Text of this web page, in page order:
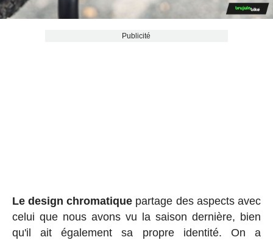
Publicité
Le design chromatique partage des aspects avec
celui que nous avons vu la saison dernière, bien
qu'il ait également sa propre identité. On a